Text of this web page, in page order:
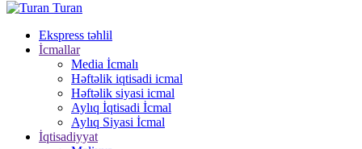
Turan
Ekspress təhlil
İcmallar
Media İcmalı
Həftəlik iqtisadi icmal
Həftəlik siyasi icmal
Aylıq İqtisadi İcmal
Aylıq Siyasi İcmal
İqtisadiyyat